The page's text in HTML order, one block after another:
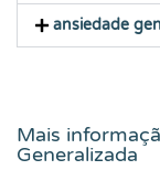
ansiedade
Mais
Generalizada